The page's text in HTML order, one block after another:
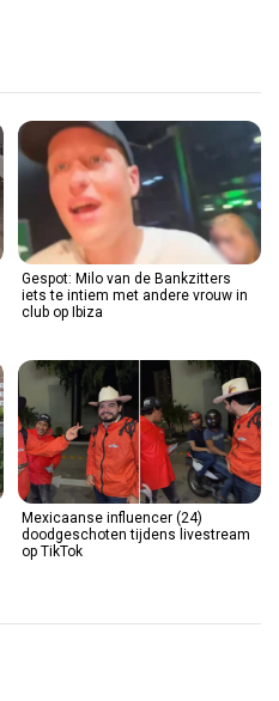
Gespot: Milo van de Bankzitters
iets te intiem met andere vrouw in
club op Ibiza
Mexicaanse influencer (24)
doodgeschoten tijdens livestream
op TikTok